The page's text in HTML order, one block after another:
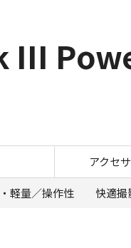
III
G7 X Mark
アクセ
軽量／操作性 快適撮